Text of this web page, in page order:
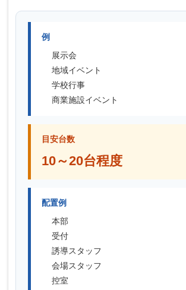
例
展示会
地域イベント
学校行事
商業施設イベント
目安台数
10～20台程度
配置例
本部
受付
誘導スタッフ
会場スタッフ
控室